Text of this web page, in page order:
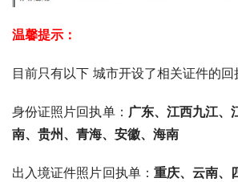
温馨提示：
目前只有以下 城市开设了相关证件的回
身份证照片回执单： 广东、 江西九江、
南、贵州、青海、安徽、海南
出入境证件照片回执单： 重庆、云南、